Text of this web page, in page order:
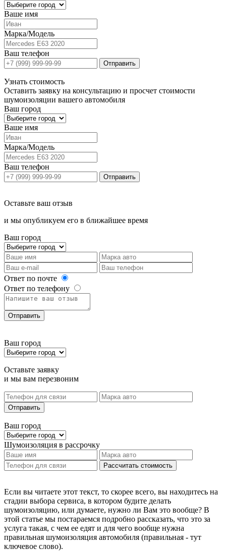
Ваше имя
Марка/Модель
Ваш телефон
Отправить
Узнать стоимость
Оставить заявку на консультацию и просчет стоимости
шумоизоляции вашего автомобиля
Ваш город
Ваше имя
Марка/Модель
Ваш телефон
Отправить
Оставьте ваш отзыв
и мы опубликуем его в ближайшее время
Ваш город
Ответ по почте
Ответ по телефону
Отправить
Ваш город
Оставьте заявку
и мы вам перезвоним
Отправить
Ваш город
Шумоизоляция в рассрочку
Рассчитать стоимость
Если вы читаете этот текст, то скорее всего, вы находитесь на
стадии выбора сервиса, в котором будите делать
шумоизоляцию, или думаете, нужно ли Вам это вообще? В
этой статье мы постараемся подробно рассказать, что это за
услуга такая, с чем ее едят и для чего вообще нужна
правильная шумоизоляция автомобиля (правильная - тут
ключевое слово).